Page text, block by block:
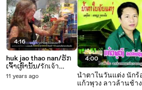
4:16
huk jao thao nan/ຮັກ​
ເຈົ້າ​ເທົ່າ​ນັ້ນ/รักเจ้า
เท่านั้น (แต่น)
11 years ago
4:00
น้ำตาในวันแต่ง นักร้อง
แก้วพุวง ลาวล้านช้าง